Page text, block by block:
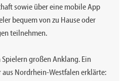
sowie über eine mobile App
bequem von zu Hause oder
teilnehmen.
großen Anklang. Ein
Nordrhein-Westfalen erklärte: